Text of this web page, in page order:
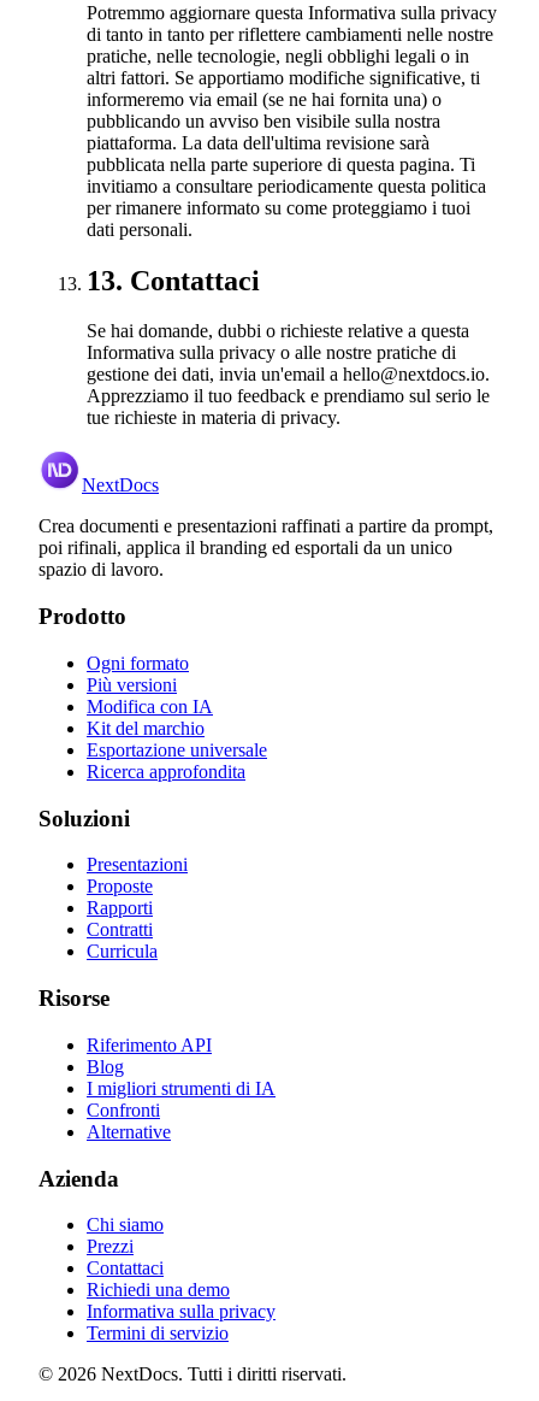
Potremmo aggiornare questa Informativa sulla privacy
di tanto in tanto per riflettere cambiamenti nelle nostre
pratiche, nelle tecnologie, negli obblighi legali o in
altri fattori. Se apportiamo modifiche significative, ti
informeremo via email (se ne hai fornita una) o
pubblicando un avviso ben visibile sulla nostra
piattaforma. La data dell'ultima revisione sarà
pubblicata nella parte superiore di questa pagina. Ti
invitiamo a consultare periodicamente questa politica
per rimanere informato su come proteggiamo i tuoi
dati personali.
13. Contattaci
Se hai domande, dubbi o richieste relative a questa
Informativa sulla privacy o alle nostre pratiche di
gestione dei dati, invia un'email a hello@nextdocs.io.
Apprezziamo il tuo feedback e prendiamo sul serio le
tue richieste in materia di privacy.
NextDocs
Crea documenti e presentazioni raffinati a partire da prompt,
poi rifinali, applica il branding ed esportali da un unico
spazio di lavoro.
Prodotto
Ogni formato
Più versioni
Modifica con IA
Kit del marchio
Esportazione universale
Ricerca approfondita
Soluzioni
Presentazioni
Proposte
Rapporti
Contratti
Curricula
Risorse
Riferimento API
Blog
I migliori strumenti di IA
Confronti
Alternative
Azienda
Chi siamo
Prezzi
Contattaci
Richiedi una demo
Informativa sulla privacy
Termini di servizio
© 2026 NextDocs. Tutti i diritti riservati.